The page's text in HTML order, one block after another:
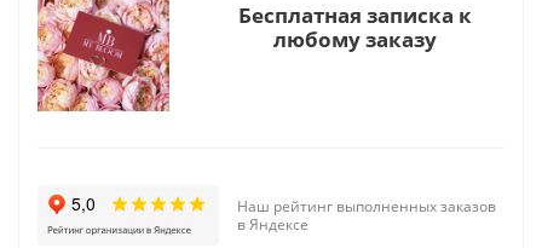
Бесплатная записка к
любому заказу
Наш рейтинг выполненных заказов
в Яндексе